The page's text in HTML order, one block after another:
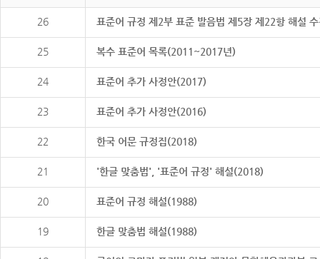
26 표준어 규정 제2부 표준 발음법 제5장 제22항 해설
25 복수 표준어 목록(2011~2017년)
24 표준어 추가 사정안(2017)
23 표준어 추가 사정안(2016)
22 한국 어문 규정집(2018)
21 '한글 맞춤법', '표준어 규정' 해설(2018)
20 표준어 규정 해설(1988)
19 한글 맞춤법 해설(1988)